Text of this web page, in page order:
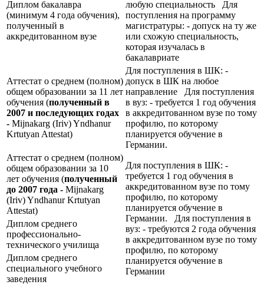
Диплом бакалавра
(минимум 4 года обучения),
полученный в
аккредитованном вузе
любую специальность Для
поступления на программу
магистратуры: - допуск на ту же
или схожую специальность,
которая изучалась в
бакалавриате
Аттестат о среднем (полном)
общем образовании за 11 лет
обучения (полученный в
2007 и последующих годах
- Mijnakarg (Iriv) Yndhanur
Krtutyan Attestat)
Для поступления в ШК: -
допуск в ШК на любое
направление Для поступления
в вуз: - требуется 1 год обучения
в аккредитованном вузе по тому
профилю, по которому
планируется обучение в
Германии.
Аттестат о среднем (полном)
общем образовании за 10
лет обучения (полученный
до 2007 года - Mijnakarg
(Iriv) Yndhanur Krtutyan
Attestat)
Для поступления в ШК: -
требуется 1 год обучения в
аккредитованном вузе по тому
профилю, по которому
планируется обучение в
Германии. Для поступления в
вуз: - требуются 2 года обучения
в аккредитованном вузе по тому
профилю, по которому
планируется обучение в
Германии
Диплом среднего
профессионально-
технического училища
Диплом среднего
специального учебного
заведения